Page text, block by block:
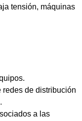
tensión, máquinas
redes de distribución
a las